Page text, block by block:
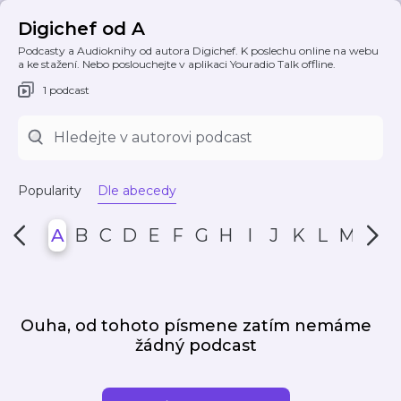
Digichef od A
Podcasty a Audioknihy od autora Digichef. K poslechu online na webu
a ke stažení. Nebo poslouchejte v aplikaci Youradio Talk offline.
1 podcast
Popularity Dle abecedy
A B C D E F G H I J K L M N
Ouha, od tohoto písmene zatím nemáme
žádný podcast